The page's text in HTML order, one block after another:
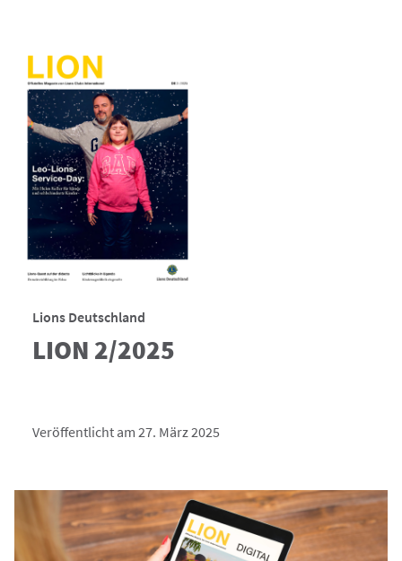
Lions Deutschland
LION 2/2025
Veröffentlicht am 27. März 2025